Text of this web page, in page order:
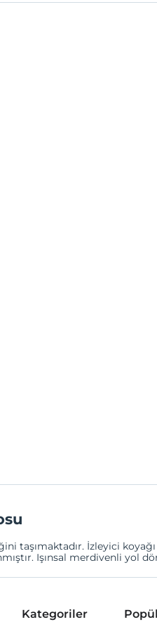
taşımaktadır. İzleyici
Işınsal merdivenli yol
Kategoriler